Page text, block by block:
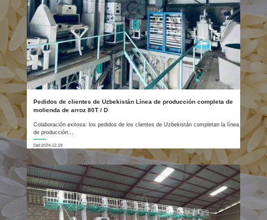
Pedidos de clientes de Uzbekistán Línea de producción completa de
molienda de arroz 80T / D
Colaboración exitosa: los pedidos de los clientes de Uzbekistán completan la línea
de producción...
Dat:2024.12.19